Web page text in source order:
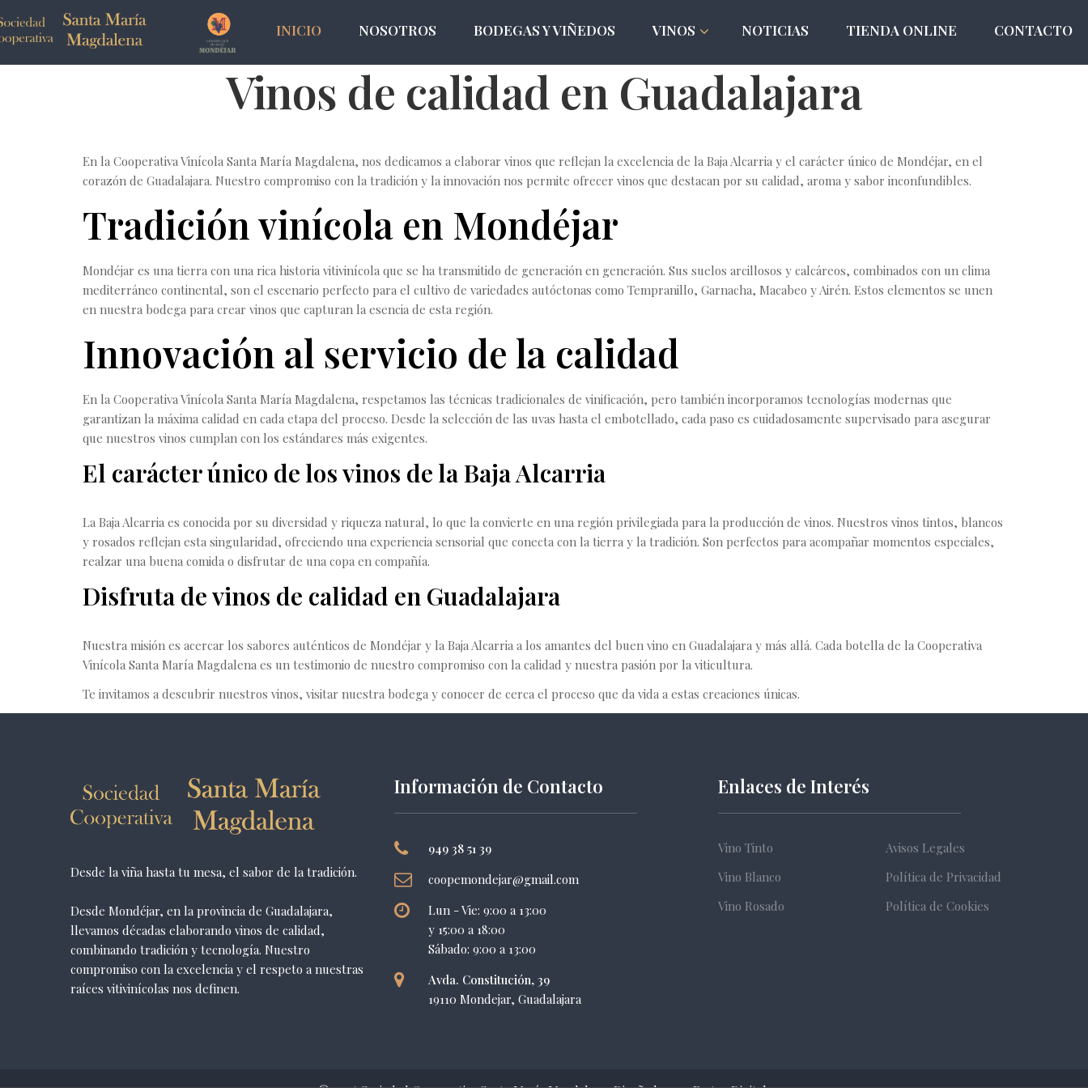
INICIO NOSOTROS BODEGAS Y VIÑEDOS VINOS NOTICIAS TIENDA ONLINE CONTACTO
Vinos de calidad en Guadalajara
En la Cooperativa Vinícola Santa María Magdalena, nos dedicamos a elaborar vinos que reflejan la excelencia de la Baja Alcarria y el carácter único de Mondéjar, en el
corazón de Guadalajara. Nuestro compromiso con la tradición y la innovación nos permite ofrecer vinos que destacan por su calidad, aroma y sabor inconfundibles.
Tradición vinícola en Mondéjar
Mondéjar es una tierra con una rica historia vitivinícola que se ha transmitido de generación en generación. Sus suelos arcillosos y calcáreos, combinados con un clima
mediterráneo continental, son el escenario perfecto para el cultivo de variedades autóctonas como Tempranillo, Garnacha, Macabeo y Airén. Estos elementos se unen
en nuestra bodega para crear vinos que capturan la esencia de esta región.
Innovación al servicio de la calidad
En la Cooperativa Vinícola Santa María Magdalena, respetamos las técnicas tradicionales de vinificación, pero también incorporamos tecnologías modernas que
garantizan la máxima calidad en cada etapa del proceso. Desde la selección de las uvas hasta el embotellado, cada paso es cuidadosamente supervisado para asegurar
que nuestros vinos cumplan con los estándares más exigentes.
El carácter único de los vinos de la Baja Alcarria
La Baja Alcarria es conocida por su diversidad y riqueza natural, lo que la convierte en una región privilegiada para la producción de vinos. Nuestros vinos tintos, blancos
y rosados reflejan esta singularidad, ofreciendo una experiencia sensorial que conecta con la tierra y la tradición. Son perfectos para acompañar momentos especiales,
realzar una buena comida o disfrutar de una copa en compañía.
Disfruta de vinos de calidad en Guadalajara
Nuestra misión es acercar los sabores auténticos de Mondéjar y la Baja Alcarria a los amantes del buen vino en Guadalajara y más allá. Cada botella de la Cooperativa
Vinícola Santa María Magdalena es un testimonio de nuestro compromiso con la calidad y nuestra pasión por la viticultura.
Te invitamos a descubrir nuestros vinos, visitar nuestra bodega y conocer de cerca el proceso que da vida a estas creaciones únicas.
Desde la viña hasta tu mesa, el sabor de la tradición.
Desde Mondéjar, en la provincia de Guadalajara,
llevamos décadas elaborando vinos de calidad,
combinando tradición y tecnología. Nuestro
compromiso con la excelencia y el respeto a nuestras
raíces vitivinícolas nos definen.
Información de Contacto
949 38 51 39
coopemondejar@gmail.com
Lun - Vie: 9:00 a 13:00
y 15:00 a 18:00
Sábado: 9:00 a 13:00
Avda. Constitución, 39
19110 Mondejar, Guadalajara
Enlaces de Interés
Vino Tinto
Vino Blanco
Vino Rosado
Avisos Legales
Política de Privacidad
Política de Cookies